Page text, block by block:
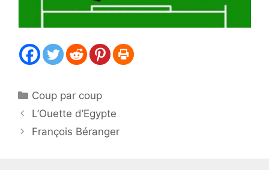
Catégories
Coup par coup
L’Ouette d’Egypte
François Béranger